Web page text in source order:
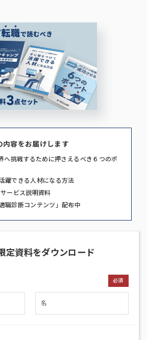
内容をお届けします
へ挑戦するために押さえるべき６つのポ
躍できる人材になる方法
ービス説明資料
職診断コンテンツ」配布中
定資料をダウンロード
必須